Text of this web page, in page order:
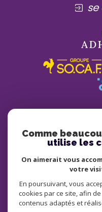
© 2026 | TOUS DROITS
NOS HONORAIRES
PLAN
NOS LIENS
Comme
utilise les
On aimerait vous
votre
En poursuivant, vous
cookies par ce site, afin
contenus adaptés et